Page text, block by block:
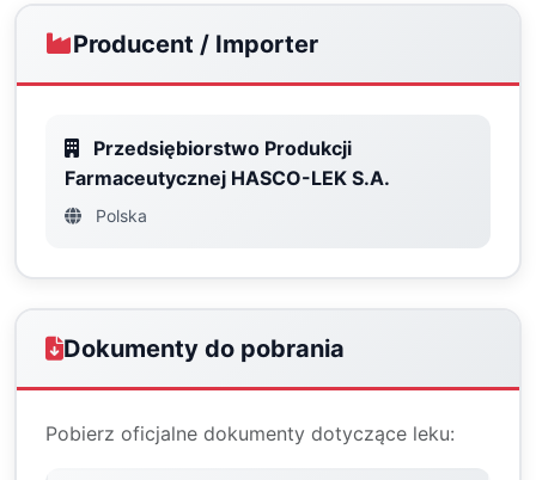
Producent / Importer
Przedsiębiorstwo Produkcji
Farmaceutycznej HASCO-LEK S.A.
Polska
Dokumenty do pobrania
Pobierz oficjalne dokumenty dotyczące leku: